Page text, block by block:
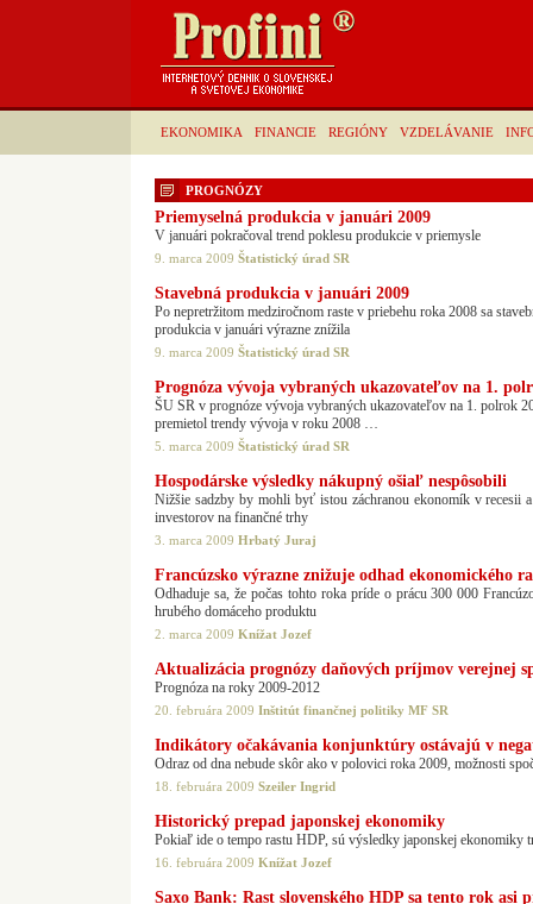
EKONOMIKA FINANCIE REGIÓNY VZDELÁVANIE
PROGNÓZY
Priemyselná produkcia v januári 2009
V januári pokračoval trend poklesu produkcie v priemysle
9. marca 2009 Štatistický úrad SR
Stavebná produkcia v januári 2009
Po nepretržitom medziročnom raste v priebehu roka 2008 sa
produkcia v januári výrazne znížila
9. marca 2009 Štatistický úrad SR
Prognóza vývoja vybraných ukazovateľov na 1.
ŠU SR v prognóze vývoja vybraných ukazovateľov na 1. polrok
premietol trendy vývoja v roku 2008 …
5. marca 2009 Štatistický úrad SR
Hospodárske výsledky nákupný ošiaľ nespôsobili
Nižšie sadzby by mohli byť istou záchranou ekonomík v recesii
investorov na finančné trhy
3. marca 2009 Hrbatý Juraj
Francúzsko výrazne znižuje odhad ekonomického
Odhaduje sa, že počas tohto roka príde o prácu 300 000
hrubého domáceho produktu
2. marca 2009 Knížat Jozef
Aktualizácia prognózy daňových príjmov verejnej
Prognóza na roky 2009-2012
20. februára 2009 Inštitút finančnej politiky MF SR
Indikátory očakávania konjunktúry ostávajú v
Odraz od dna nebude skôr ako v polovici roka 2009, možnosti
18. februára 2009 Szeiler Ingrid
Historický prepad japonskej ekonomiky
Pokiaľ ide o tempo rastu HDP, sú výsledky japonskej ekonomiky
16. februára 2009 Knížat Jozef
Saxo Bank: Rast slovenského HDP sa tento rok asi